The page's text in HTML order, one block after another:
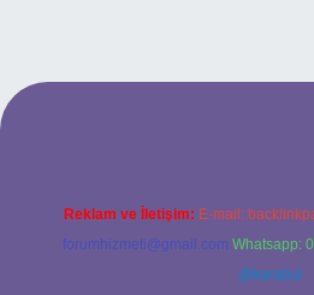
Reklam ve İletişim: E-mail:
forumhizmeti@gmail.com Whatsapp:
@karabul